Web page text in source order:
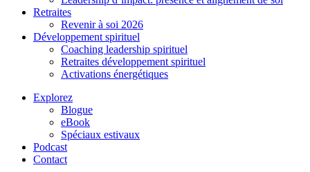
Retraites
Revenir à soi 2026
Développement spirituel
Coaching leadership spirituel
Retraites développement spirituel
Activations énergétiques
Explorez
Blogue
eBook
Spéciaux estivaux
Podcast
Contact